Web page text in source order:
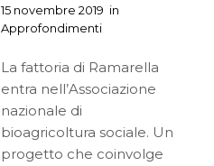
15 novembre 2019 in
Approfondimenti
La fattoria di Ramarella
entra nell’Associazione
nazionale di
bioagricoltura sociale. Un
progetto che coinvolge